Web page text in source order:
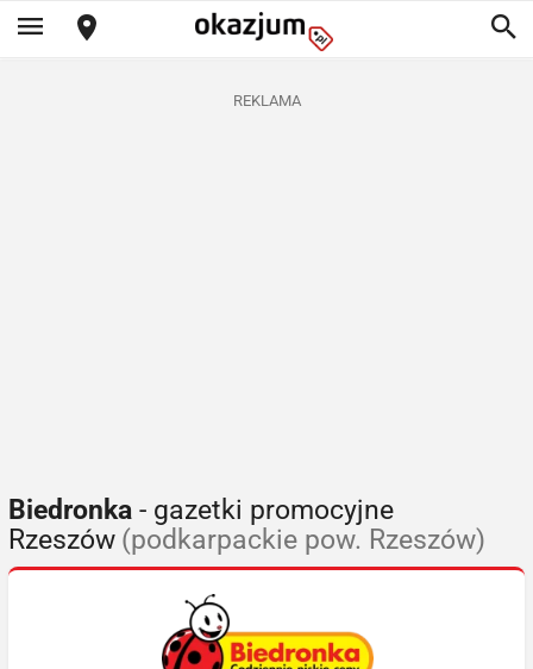
REKLAMA
Biedronka - gazetki promocyjne
Rzeszów (podkarpackie pow. Rzeszów)